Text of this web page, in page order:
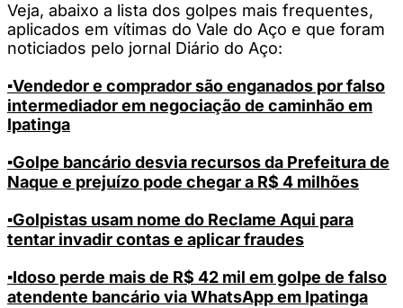
Veja, abaixo a lista dos golpes mais frequentes,
aplicados em vítimas do Vale do Aço e que foram
noticiados pelo jornal Diário do Aço:
▪️Vendedor e comprador são enganados por falso
intermediador em negociação de caminhão em
Ipatinga
▪️Golpe bancário desvia recursos da Prefeitura de
Naque e prejuízo pode chegar a R$ 4 milhões
▪️Golpistas usam nome do Reclame Aqui para
tentar invadir contas e aplicar fraudes
▪️Idoso perde mais de R$ 42 mil em golpe de falso
atendente bancário via WhatsApp em Ipatinga